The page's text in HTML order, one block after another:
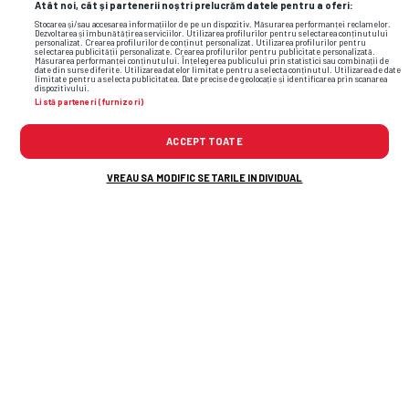
Atât noi, cât și partenerii noștri prelucrăm datele pentru a oferi:
Stocarea și/sau accesarea informațiilor de pe un dispozitiv. Măsurarea performanței reclamelor.
Dezvoltarea și îmbunătățirea serviciilor. Utilizarea profilurilor pentru selectarea conținutului
personalizat. Crearea profilurilor de conținut personalizat. Utilizarea profilurilor pentru
selectarea publicității personalizate. Crearea profilurilor pentru publicitate personalizată.
Măsurarea performanței conținutului. Înțelegerea publicului prin statistici sau combinații de
date din surse diferite. Utilizarea datelor limitate pentru a selecta conținutul. Utilizarea de date
limitate pentru a selecta publicitatea. Date precise de geolocație și identificarea prin scanarea
dispozitivului.
Listă parteneri (furnizori)
ACCEPT TOATE
VREAU SA MODIFIC SETARILE INDIVIDUAL